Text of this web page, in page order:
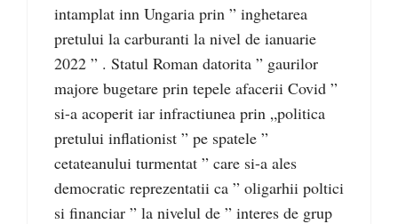
intamplat inn Ungaria prin ” inghetarea
pretului la carburanti la nivel de ianuarie
2022 ” . Statul Roman datorita ” gaurilor
majore bugetare prin tepele afacerii Covid ”
si-a acoperit iar infractiunea prin „politica
pretului inflationist ” pe spatele ”
cetateanului turmentat ” care si-a ales
democratic reprezentatii ca ” oligarhii poltici
si financiar ” la nivelul de ” interes de grup